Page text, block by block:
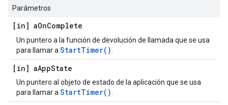
Parámetros
[in] aOnComplete
Un puntero a la función de devolución de llamada que se usa
para llamar a StartTimer()
[in] aAppState
Un puntero al objeto de estado de la aplicación que se usa
para llamar a StartTimer()